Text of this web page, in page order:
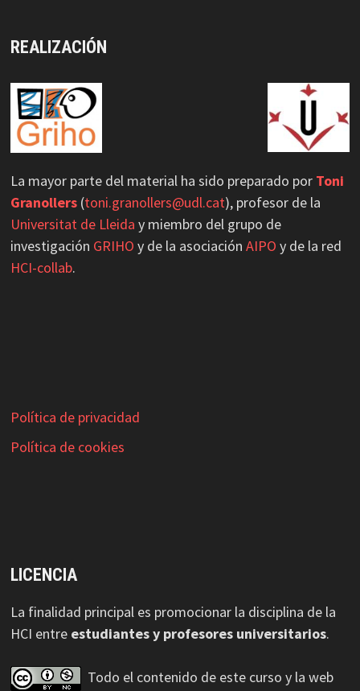
REALIZACIÓN
La mayor parte del material ha sido preparado por Toni
Granollers(toni.granollers@udl.cat), profesor de la
Universitat de Lleida y miembro del grupo de
investigación GRIHO y de la asociación AIPO y de la red
HCI-collab.
Política de privacidad
Política de cookies
LICENCIA
La finalidad principal es promocionar la disciplina de la
HCI entre estudiantes y profesores universitarios.
Todo el contenido de este curso y la web